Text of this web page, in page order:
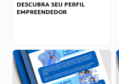
DESCUBRA SEU PERFIL
EMPREENDEDOR